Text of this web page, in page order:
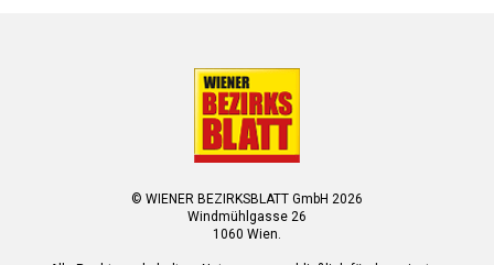
© WIENER BEZIRKSBLATT GmbH 2026
Windmühlgasse 26
1060 Wien.